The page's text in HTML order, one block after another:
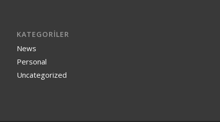
KATEGORILER
News
Personal
Uncategorized